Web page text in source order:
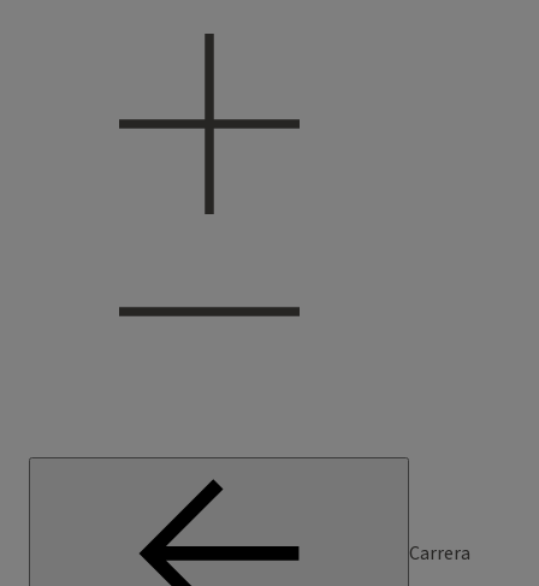
Carrera